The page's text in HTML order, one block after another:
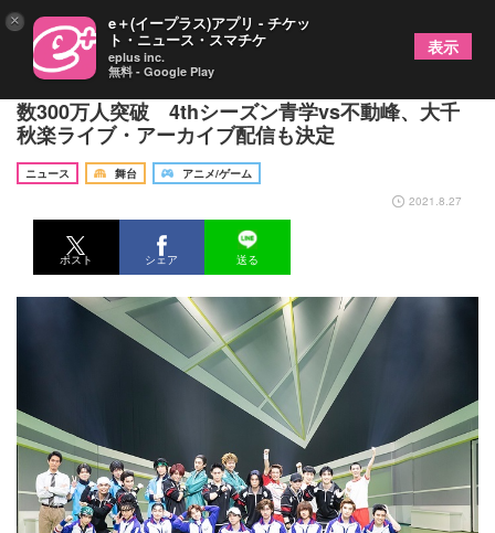
ミュージカル『テニスの王子様』シリーズ累計動員
数300万人突破 4thシーズン青学vs不動峰、大千
秋楽ライブ・アーカイブ配信も決定
ニュース 舞台
アニメ/ゲーム
2021.8.27
ポスト シェア 送る
× e＋(イープラス)アプリ - チケッ
ト・ニュース・スマチケ
eplus inc.
無料 - Google Play
表示